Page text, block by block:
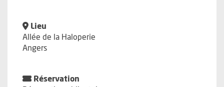
Lieu
Allée de la Haloperie
Angers
Réservation